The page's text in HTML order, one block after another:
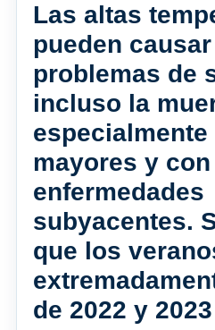
Las altas
pueden
problemas de
incluso la
mayores y con
enfermedades
subyacentes.
que los
de 2022 y